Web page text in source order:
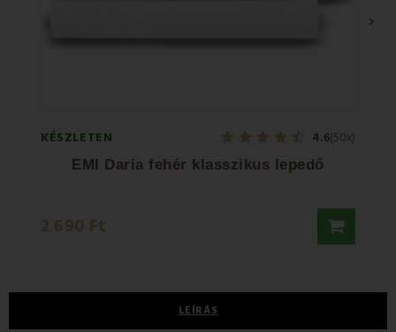
KÉSZLETEN 4.6(50x)
EMI Daria fehér klasszikus lepedő
2 690 Ft
›
LEÍRÁS